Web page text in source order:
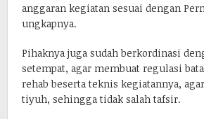
anggaran kegiatan sesuai dengan
ungkapnya.
Pihaknya juga sudah berkordinasi
setempat, agar membuat regulasi
rehab beserta teknis kegiatannya,
tiyuh, sehingga tidak salah tafsir.